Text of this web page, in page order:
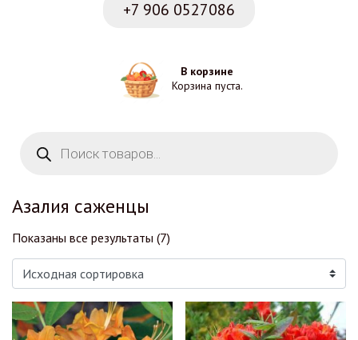
+7 906 0527086
В корзине
Корзина пуста.
Азалия саженцы
Показаны все результаты (7)